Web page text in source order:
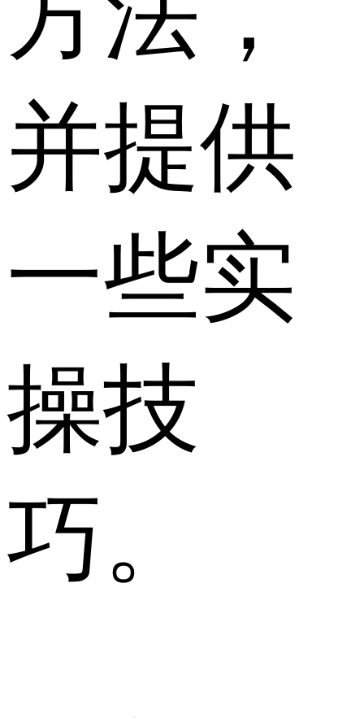
并提供
一些实
操技
巧。